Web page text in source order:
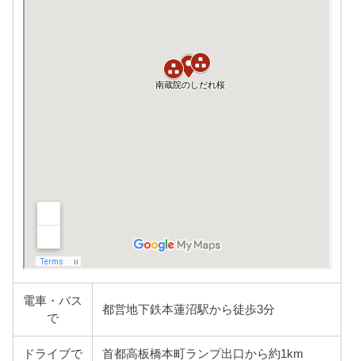
電車・バス
で
都営地下鉄本蓮沼駅から徒歩3分
ドライブで 首都高板橋本町ランプ出口から約1km